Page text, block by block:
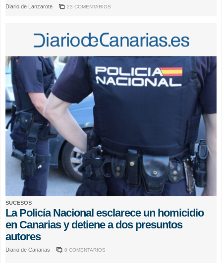
Diario de Lanzarote 23 COMENTARIOS
SUCESOS
La Policía Nacional esclarece un homicidio
en Canarias y detiene a dos presuntos
autores
Diario de Canarias 0 COMENTARIOS